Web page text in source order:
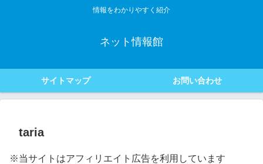
情報をわかりやすく紹介
ネット情報館
サイトマップ お問い合わせ
taria
※当サイトはアフィリエイト広告を利用しています